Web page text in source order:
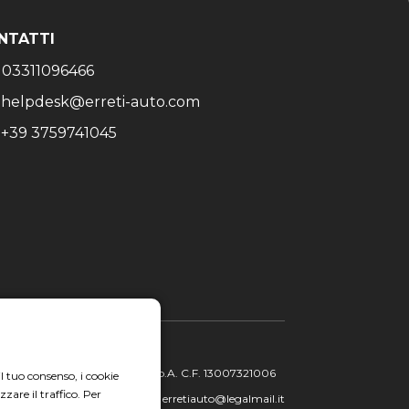
auto.com
3759741045
Italia Vendita Auto S.p.A. C.F. 13007321006
PEC: erretiauto@legalmail.it
consenso, i cookie
il traffico. Per